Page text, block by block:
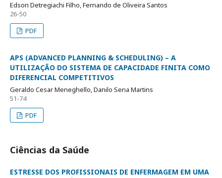
Edson Detregiachi Filho, Fernando de Oliveira Santos
26-50
PDF
APS (ADVANCED PLANNING & SCHEDULING) – A
UTILIZAÇÃO DO SISTEMA DE CAPACIDADE FINITA COMO
DIFERENCIAL COMPETITIVOS
Geraldo Cesar Meneghello, Danilo Sena Martins
51-74
PDF
Ciências da Saúde
ESTRESSE DOS PROFISSIONAIS DE ENFERMAGEM EM UMA